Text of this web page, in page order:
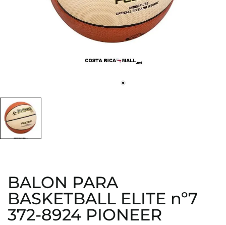
BALON PARA
BASKETBALL ELITE nº7
372-8924 PIONEER